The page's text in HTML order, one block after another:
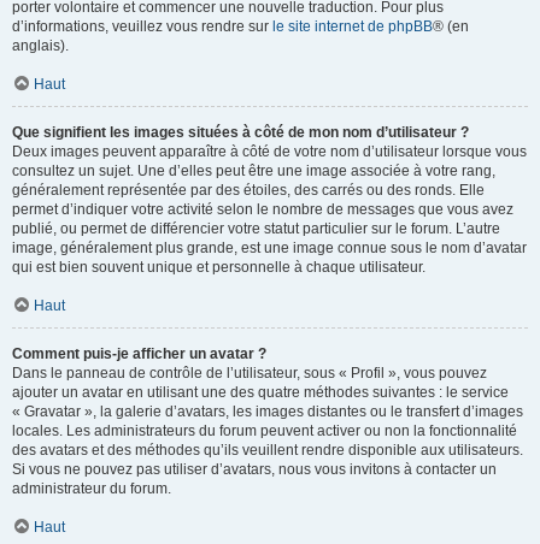
porter volontaire et commencer une nouvelle traduction. Pour plus
d’informations, veuillez vous rendre sur le site internet de phpBB® (en
anglais).
Haut
Que signifient les images situées à côté de mon nom d’utilisateur ?
Deux images peuvent apparaître à côté de votre nom d’utilisateur lorsque vous
consultez un sujet. Une d’elles peut être une image associée à votre rang,
généralement représentée par des étoiles, des carrés ou des ronds. Elle
permet d’indiquer votre activité selon le nombre de messages que vous avez
publié, ou permet de différencier votre statut particulier sur le forum. L’autre
image, généralement plus grande, est une image connue sous le nom d’avatar
qui est bien souvent unique et personnelle à chaque utilisateur.
Haut
Comment puis-je afficher un avatar ?
Dans le panneau de contrôle de l’utilisateur, sous « Profil », vous pouvez
ajouter un avatar en utilisant une des quatre méthodes suivantes : le service
« Gravatar », la galerie d’avatars, les images distantes ou le transfert d’images
locales. Les administrateurs du forum peuvent activer ou non la fonctionnalité
des avatars et des méthodes qu’ils veuillent rendre disponible aux utilisateurs.
Si vous ne pouvez pas utiliser d’avatars, nous vous invitons à contacter un
administrateur du forum.
Haut